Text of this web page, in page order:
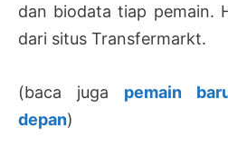
dan biodata tiap pemain.
dari situs Transfermarkt.
(baca juga pemain
depan)